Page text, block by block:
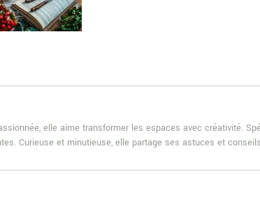
elle aime transformer les espaces avec créativité.
Curieuse et minutieuse, elle partage ses astuces et